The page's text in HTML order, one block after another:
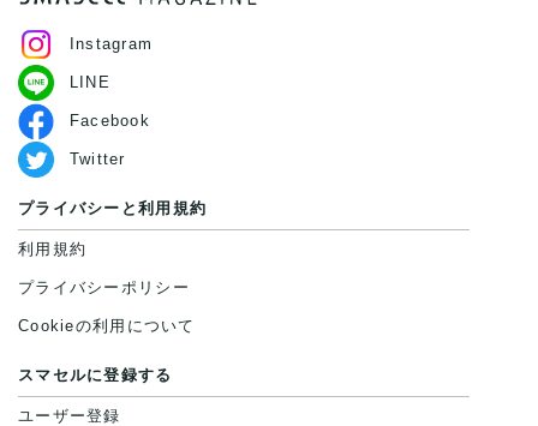
Instagram
LINE
Facebook
Twitter
プライバシーと利用規約
利用規約
プライバシーポリシー
Cookieの利用について
スマセルに登録する
ユーザー登録